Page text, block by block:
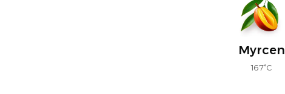
Myrcen
167°C